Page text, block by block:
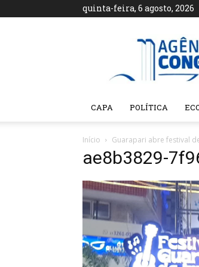
quinta-feira, 6 agosto, 2026
Agência
CAPA POLÍTICA
Início Guarapari abre festival
ae8b3829-